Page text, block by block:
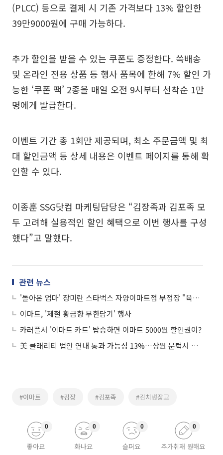
(PLCC) 등으로 결제 시 기존 가격보다 13% 할인한
39만9000원에 구매 가능하다.
추가 할인을 받을 수 있는 쿠폰도 증정한다. 쓱배송
및 온라인 전용 상품 등 행사 품목에 한해 7% 할인 가
능한 ‘쿠폰 팩’ 2종을 매일 오전 9시부터 선착순 1만
명에게 발급한다.
이벤트 기간 총 1회만 제공되며, 최소 주문금액 및 최
대 할인금액 등 상세 내용은 이벤트 페이지를 통해 확
인할 수 있다.
이종훈 SSG닷컴 마케팅담당은 “김장족과 김포족 모
두 고려해 실용적인 할인 혜택으로 이번 행사를 구성
했다”고 말했다.
관련 뉴스
'돌아온 엄마' 장미란 스타벅스 자양이마트점 부점장 "육아경험이 고객응대에 장점이 됐어요"
이마트, '제철 황금향 무한담기' 행사
카러플서 '이마트 카트' 탑승하면 이마트 5000원 할인권이?
美 클래리티 법안 연내 통과 가능성 13%…상원 문턱서 제동
#이마트 #김장 #김포족 #김치냉장고
좋아요
0
화나요
0
슬퍼요
0
추가취재 원해요
0